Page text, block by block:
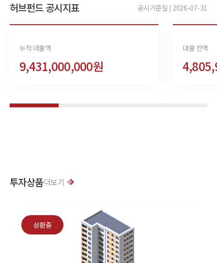
허브펀드 공시지표 공시기준일 | 2026-07-31
누적 대출액
9,431,000,000원
대출 잔액
투자상품더보기
상환중